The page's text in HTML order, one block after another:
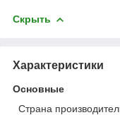
Скрыть
Характеристики
Основные
Страна